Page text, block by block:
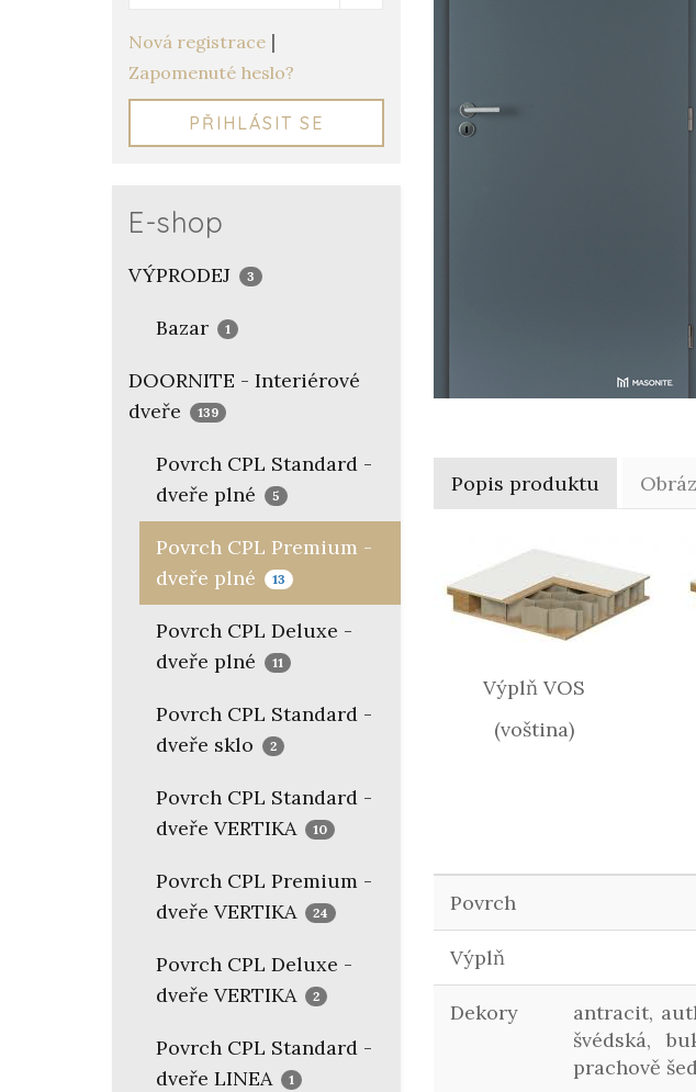
Nová registrace |
Zapomenuté heslo?
PŘIHLÁSIT SE
E-shop
VÝPRODEJ 3
Bazar 1
DOORNITE - Interiérové
dveře
139
Povrch CPL Standard -
dveře plné
5
Povrch CPL Premium -
dveře plné
13
Povrch CPL Deluxe -
dveře plné
11
Povrch CPL Standard -
dveře sklo
2
Povrch CPL Standard -
dveře VERTIKA
10
Povrch CPL Premium -
dveře VERTIKA
24
Povrch CPL Deluxe -
dveře VERTIKA
2
Povrch CPL Standard -
dveře LINEA
1
Popis produktu
Výplň VOS
(voština)
Povrch
Výplň
Dekory
antracit,
švédská,
prachově